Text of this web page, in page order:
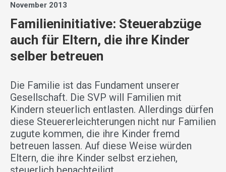
November 2013
Familieninitiative: Steuerabzüge
auch für Eltern, die ihre Kinder
selber betreuen
Die Familie ist das Fundament unserer
Gesellschaft. Die SVP will Familien mit
Kindern steuerlich entlasten. Allerdings dürfen
diese Steuererleichterungen nicht nur Familien
zugute kommen, die ihre Kinder fremd
betreuen lassen. Auf diese Weise würden
Eltern, die ihre Kinder selbst erziehen,